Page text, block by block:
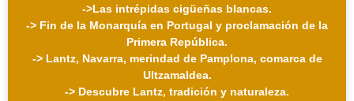
->Las intrépidas cigüeñas blancas.
-> Fin de la Monarquía en Portugal y proclamación de la
Primera República.
-> Lantz, Navarra, merindad de Pamplona, comarca de
Ultzamaldea.
-> Descubre Lantz, tradición y naturaleza.